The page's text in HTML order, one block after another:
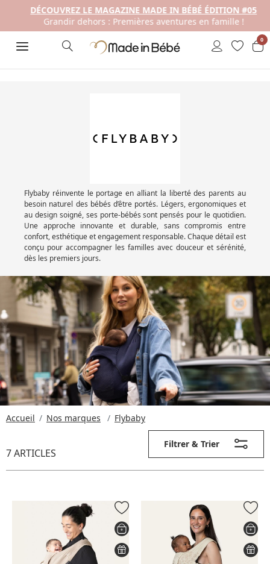
DÉCOUVREZ LE MAGAZINE MADE IN BÉBÉ ÉDITION #05
Grandir dehors : Premières aventures en famille !
0
Flybaby réinvente le portage en alliant la liberté des parents au
besoin naturel des bébés d’être portés. Légers, ergonomiques et
au design soigné, ses porte-bébés sont pensés pour le quotidien.
Une approche innovante et durable, sans compromis entre
confort, esthétique et engagement responsable. Chaque détail est
conçu pour accompagner les familles avec douceur et sérénité,
dès les premiers jours.
Accueil Nos marques Flybaby
7 ARTICLES
Filtrer & Trier